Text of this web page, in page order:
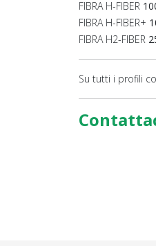
FIBRA H-FIBER
FIBRA H-FIBER+
FIBRA H2-FIBER
Su tutti i profili